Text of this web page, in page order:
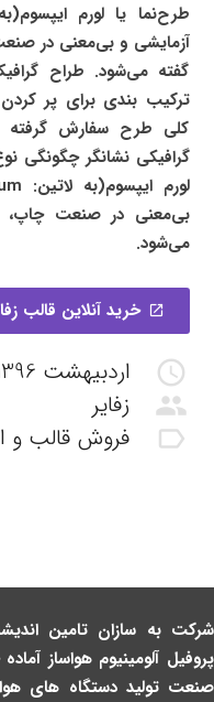
طرح‌نما
آزمایشی و بی‌معنی در
گفته می‌شود. طراح
ترکیب بندی برای پر
کلی طرح سفارش گرفته
گرافیکی نشانگر چگونگی
بی‌معنی در صنعت چاپ،
می‌شود.
open_in_new خرید آنلاین قالب
schedule اردبیهشت 1396
group زفایر
label_outline فروش قالب و
شرکت به سازان تامین
پروفیل آلومینیوم هواساز
صنعت تولید دستگاه های